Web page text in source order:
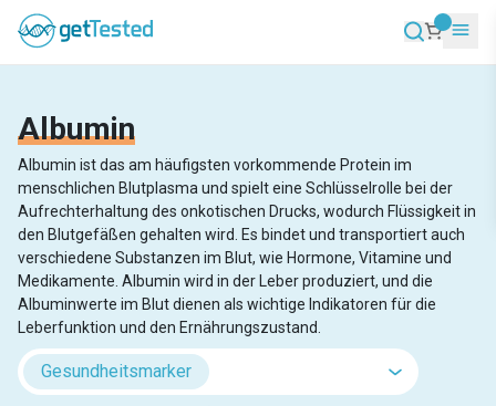
Albumin
Albumin ist das am häufigsten vorkommende Protein im
menschlichen Blutplasma und spielt eine Schlüsselrolle bei der
Aufrechterhaltung des onkotischen Drucks, wodurch Flüssigkeit in
den Blutgefäßen gehalten wird. Es bindet und transportiert auch
verschiedene Substanzen im Blut, wie Hormone, Vitamine und
Medikamente. Albumin wird in der Leber produziert, und die
Albuminwerte im Blut dienen als wichtige Indikatoren für die
Leberfunktion und den Ernährungszustand.
Gesundheitsmarker